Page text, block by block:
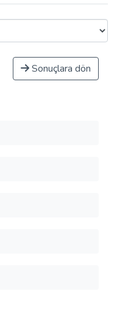
Sonuçlara dön